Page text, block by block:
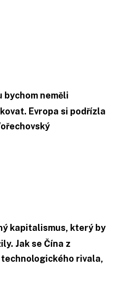
bychom neměli
Evropa si podřízla
kapitalismus, který by
Jak se Čína z
rivala,